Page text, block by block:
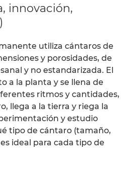
innovación,
utiliza cántaros de
y porosidades, de
y no estandarizada. El
a la planta y se llena de
ritmos y cantidades,
llega a la tierra y riega la
y estudio
tipo de cántaro (tamaño,
ideal para cada tipo de